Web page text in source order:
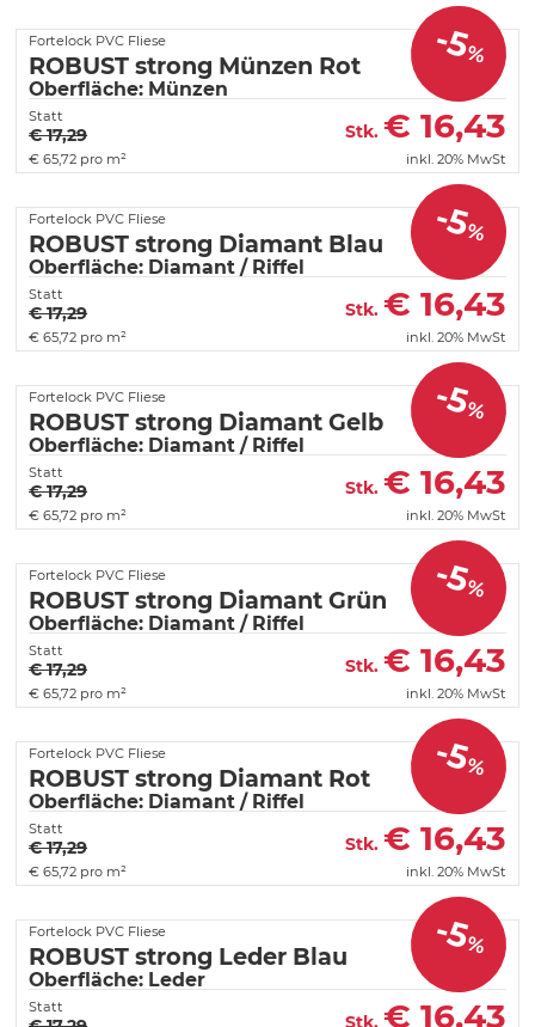
-5%
Fortelock PVC Fliese
ROBUST strong Münzen Rot
Oberfläche: Münzen
Statt
€ 17,29 Stk. € 16,43
€ 65,72 pro m² inkl. 20% MwSt
-5%
Fortelock PVC Fliese
ROBUST strong Diamant Blau
Oberfläche: Diamant / Riffel
Statt
€ 17,29 Stk. € 16,43
€ 65,72 pro m² inkl. 20% MwSt
-5%
Fortelock PVC Fliese
ROBUST strong Diamant Gelb
Oberfläche: Diamant / Riffel
Statt
€ 17,29 Stk. € 16,43
€ 65,72 pro m² inkl. 20% MwSt
-5%
Fortelock PVC Fliese
ROBUST strong Diamant Grün
Oberfläche: Diamant / Riffel
Statt
€ 17,29 Stk. € 16,43
€ 65,72 pro m² inkl. 20% MwSt
-5%
Fortelock PVC Fliese
ROBUST strong Diamant Rot
Oberfläche: Diamant / Riffel
Statt
€ 17,29 Stk. € 16,43
€ 65,72 pro m² inkl. 20% MwSt
-5%
Fortelock PVC Fliese
ROBUST strong Leder Blau
Oberfläche: Leder
Statt
Stk. € 16,43